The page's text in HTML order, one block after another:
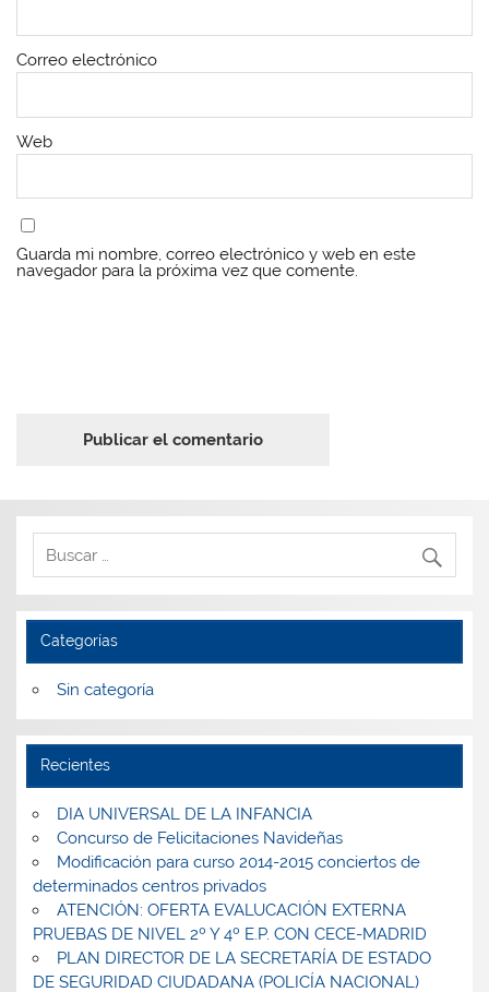
Correo electrónico
Web
Guarda mi nombre, correo electrónico y web en este
navegador para la próxima vez que comente.
Categorías
Sin categoría
Recientes
DIA UNIVERSAL DE LA INFANCIA
Concurso de Felicitaciones Navideñas
Modificación para curso 2014-2015 conciertos de
determinados centros privados
ATENCIÓN: OFERTA EVALUCACIÓN EXTERNA
PRUEBAS DE NIVEL 2º Y 4º E.P. CON CECE-MADRID
PLAN DIRECTOR DE LA SECRETARÍA DE ESTADO
DE SEGURIDAD CIUDADANA (POLICÍA NACIONAL)